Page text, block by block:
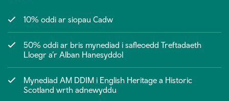
10% oddi ar siopau Cadw
50% oddi ar bris mynediad i safleoedd Treftadaeth
Lloegr a’r Alban Hanesyddol
Mynediad AM DDIM i English Heritage a Historic
Scotland wrth adnewyddu